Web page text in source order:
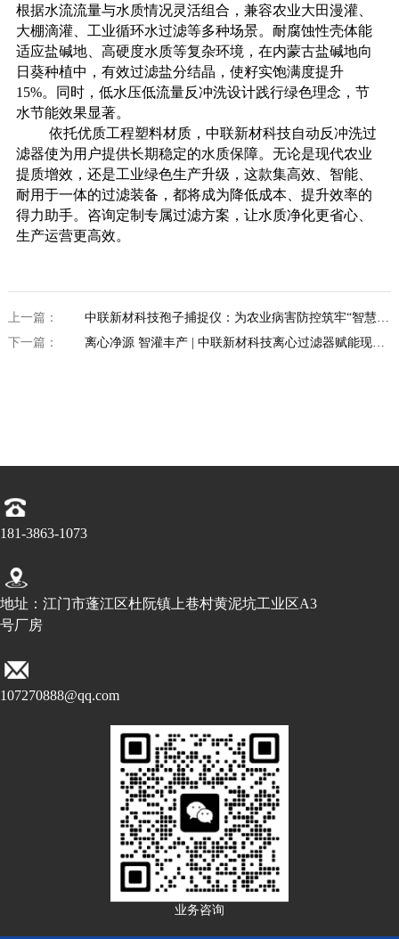
根据水流流量与水质情况灵活组合，兼容农业大田漫灌、
大棚滴灌、工业循环水过滤等多种场景。耐腐蚀性壳体能
适应盐碱地、高硬度水质等复杂环境，在内蒙古盐碱地向
日葵种植中，有效过滤盐分结晶，使籽实饱满度提升
15%。同时，低水压低流量反冲洗设计践行绿色理念，节
水节能效果显著。
依托优质工程塑料材质，中联新材科技自动反冲洗过
滤器使为用户提供长期稳定的水质保障。无论是现代农业
提质增效，还是工业绿色生产升级，这款集高效、智能、
耐用于一体的过滤装备，都将成为降低成本、提升效率的
得力助手。咨询定制专属过滤方案，让水质净化更省心、
生产运营更高效。
上一篇：
中联新材科技孢子捕捉仪：为农业病害防控筑牢“智慧防
线”
下一篇：
离心净源 智灌丰产 | 中联新材科技离心过滤器赋能现代
181-3863-1073
地址：江门市蓬江区杜阮镇上巷村黄泥坑工业区A3
号厂房
107270888@qq.com
业务咨询